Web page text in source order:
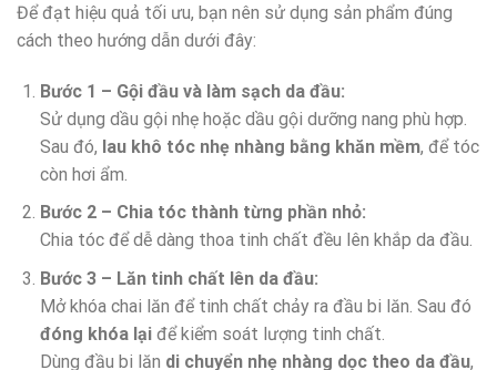
Để đạt hiệu quả tối ưu, bạn nên sử dụng sản phẩm đúng
cách theo hướng dẫn dưới đây:
Bước 1 – Gội đầu và làm sạch da đầu:
Sử dụng dầu gội nhẹ hoặc dầu gội dưỡng nang phù hợp.
Sau đó, lau khô tóc nhẹ nhàng bằng khăn mềm, để tóc
còn hơi ẩm.
Bước 2 – Chia tóc thành từng phần nhỏ:
Chia tóc để dễ dàng thoa tinh chất đều lên khắp da đầu.
Bước 3 – Lăn tinh chất lên da đầu:
Mở khóa chai lăn để tinh chất chảy ra đầu bi lăn. Sau đó
đóng khóa lạiđể kiểm soát lượng tinh chất.
Dùng đầu bi lăn di chuyển nhẹ nhàng dọc theo da đầu,